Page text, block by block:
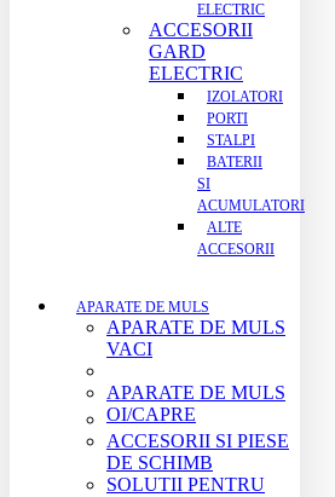
ELECTRIC
ACCESORII
GARD
ELECTRIC
IZOLATORI
PORTI
STALPI
BATERII
SI
ACUMULATORI
ALTE
ACCESORII
APARATE DE MULS
APARATE DE MULS
VACI
APARATE DE MULS
OI/CAPRE
ACCESORII SI PIESE
DE SCHIMB
SOLUTII PENTRU